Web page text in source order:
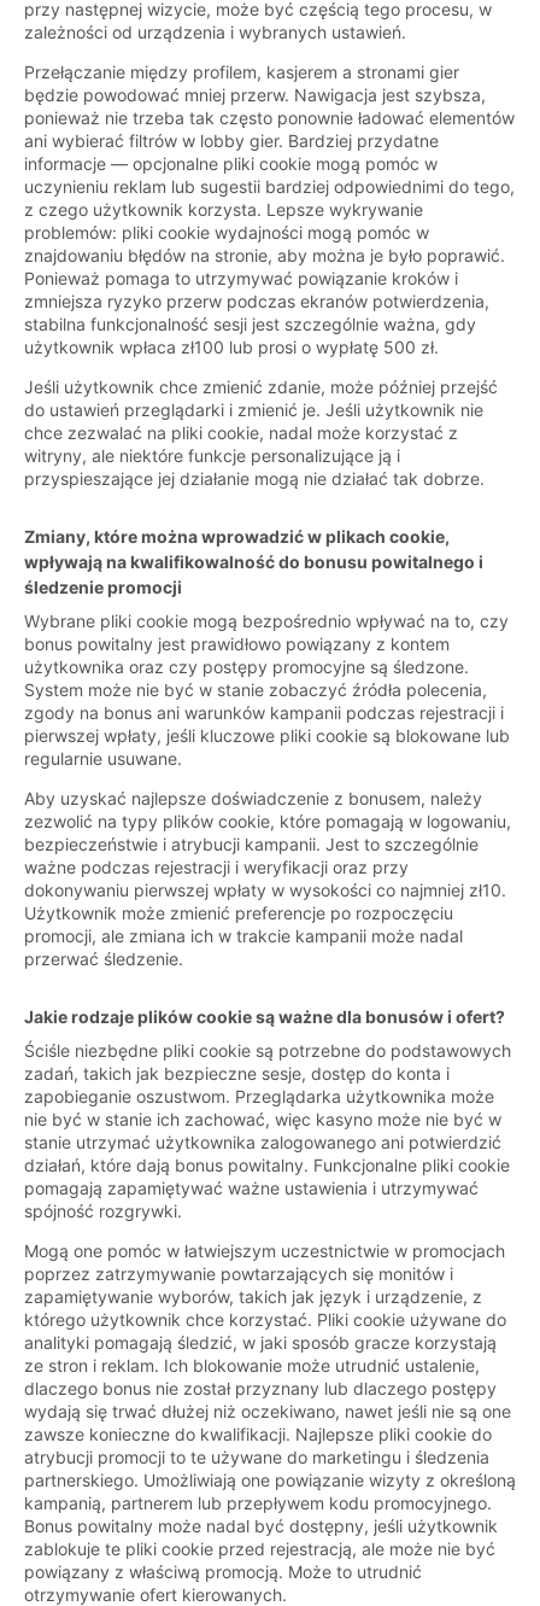
przy następnej wizycie, może być częścią tego procesu, w
zależności od urządzenia i wybranych ustawień.
Przełączanie między profilem, kasjerem a stronami gier
będzie powodować mniej przerw. Nawigacja jest szybsza,
ponieważ nie trzeba tak często ponownie ładować elementów
ani wybierać filtrów w lobby gier. Bardziej przydatne
informacje — opcjonalne pliki cookie mogą pomóc w
uczynieniu reklam lub sugestii bardziej odpowiednimi do tego,
z czego użytkownik korzysta. Lepsze wykrywanie
problemów: pliki cookie wydajności mogą pomóc w
znajdowaniu błędów na stronie, aby można je było poprawić.
Ponieważ pomaga to utrzymywać powiązanie kroków i
zmniejsza ryzyko przerw podczas ekranów potwierdzenia,
stabilna funkcjonalność sesji jest szczególnie ważna, gdy
użytkownik wpłaca zł100 lub prosi o wypłatę 500 zł.
Jeśli użytkownik chce zmienić zdanie, może później przejść
do ustawień przeglądarki i zmienić je. Jeśli użytkownik nie
chce zezwalać na pliki cookie, nadal może korzystać z
witryny, ale niektóre funkcje personalizujące ją i
przyspieszające jej działanie mogą nie działać tak dobrze.
Zmiany, które można wprowadzić w plikach cookie,
wpływają na kwalifikowalność do bonusu powitalnego i
śledzenie promocji
Wybrane pliki cookie mogą bezpośrednio wpływać na to, czy
bonus powitalny jest prawidłowo powiązany z kontem
użytkownika oraz czy postępy promocyjne są śledzone.
System może nie być w stanie zobaczyć źródła polecenia,
zgody na bonus ani warunków kampanii podczas rejestracji i
pierwszej wpłaty, jeśli kluczowe pliki cookie są blokowane lub
regularnie usuwane.
Aby uzyskać najlepsze doświadczenie z bonusem, należy
zezwolić na typy plików cookie, które pomagają w logowaniu,
bezpieczeństwie i atrybucji kampanii. Jest to szczególnie
ważne podczas rejestracji i weryfikacji oraz przy
dokonywaniu pierwszej wpłaty w wysokości co najmniej zł10.
Użytkownik może zmienić preferencje po rozpoczęciu
promocji, ale zmiana ich w trakcie kampanii może nadal
przerwać śledzenie.
Jakie rodzaje plików cookie są ważne dla bonusów i ofert?
Ściśle niezbędne pliki cookie są potrzebne do podstawowych
zadań, takich jak bezpieczne sesje, dostęp do konta i
zapobieganie oszustwom. Przeglądarka użytkownika może
nie być w stanie ich zachować, więc kasyno może nie być w
stanie utrzymać użytkownika zalogowanego ani potwierdzić
działań, które dają bonus powitalny. Funkcjonalne pliki cookie
pomagają zapamiętywać ważne ustawienia i utrzymywać
spójność rozgrywki.
Mogą one pomóc w łatwiejszym uczestnictwie w promocjach
poprzez zatrzymywanie powtarzających się monitów i
zapamiętywanie wyborów, takich jak język i urządzenie, z
którego użytkownik chce korzystać. Pliki cookie używane do
analityki pomagają śledzić, w jaki sposób gracze korzystają
ze stron i reklam. Ich blokowanie może utrudnić ustalenie,
dlaczego bonus nie został przyznany lub dlaczego postępy
wydają się trwać dłużej niż oczekiwano, nawet jeśli nie są one
zawsze konieczne do kwalifikacji. Najlepsze pliki cookie do
atrybucji promocji to te używane do marketingu i śledzenia
partnerskiego. Umożliwiają one powiązanie wizyty z określoną
kampanią, partnerem lub przepływem kodu promocyjnego.
Bonus powitalny może nadal być dostępny, jeśli użytkownik
zablokuje te pliki cookie przed rejestracją, ale może nie być
powiązany z właściwą promocją. Może to utrudnić
otrzymywanie ofert kierowanych.